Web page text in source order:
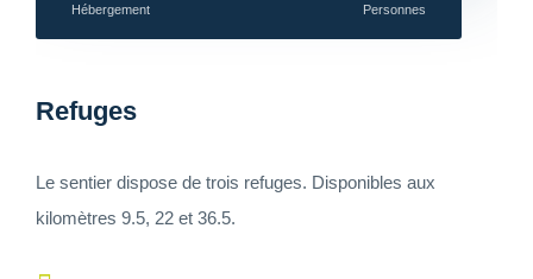
Refuges
Hébergement Personnes
Le sentier dispose de trois refuges. Disponibles aux
kilomètres 9.5, 22 et 36.5.